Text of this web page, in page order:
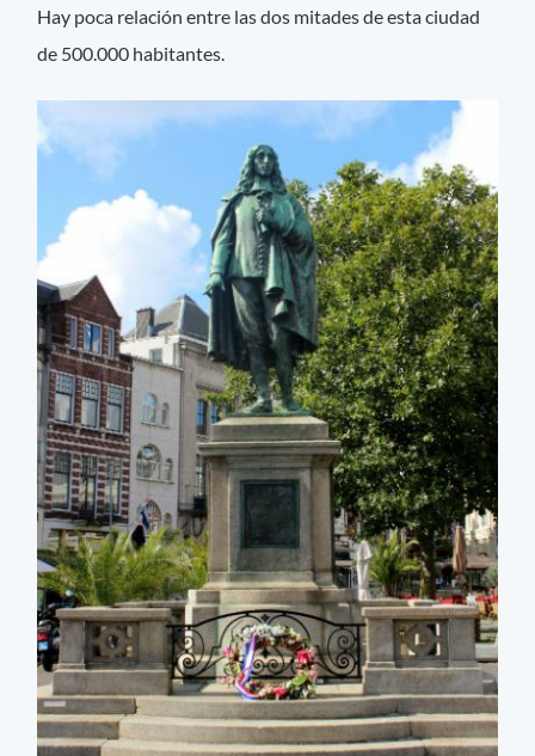
Hay poca relación entre las dos mitades de esta ciudad
de 500.000 habitantes.